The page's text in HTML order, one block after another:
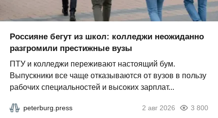
Россияне бегут из школ: колледжи неожиданно
разгромили престижные вузы
ПТУ и колледжи переживают настоящий бум.
Выпускники все чаще отказываются от вузов в пользу
рабочих специальностей и высоких зарплат...
peterburg.press 2 авг 2026 3 800